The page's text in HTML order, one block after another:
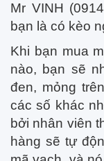
Mr VINH
bạn là có kèo
Khi bạn mua
nào, bạn sẽ
đen, mỏng
các số khác
bởi nhân viên
hàng sẽ tự